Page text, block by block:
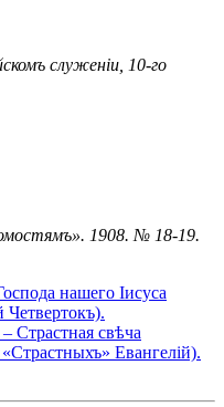
служеніи, 10-го
1908. № 18-19.
нашего Іисуса
Четвертокъ).
Страстная свѣча
Евангелій).